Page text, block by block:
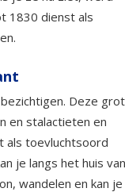
1830 dienst als
Deze grot
en stalactieten en
als toevluchtsoord
je langs het huis van
wandelen en kan je